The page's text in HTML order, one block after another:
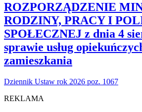
ROZPORZĄDZENIE
RODZINY, PRACY I
SPOŁECZNEJ z dnia 4
sprawie usług
zamieszkania
Dziennik Ustaw rok 2026 poz. 1067
REKLAMA